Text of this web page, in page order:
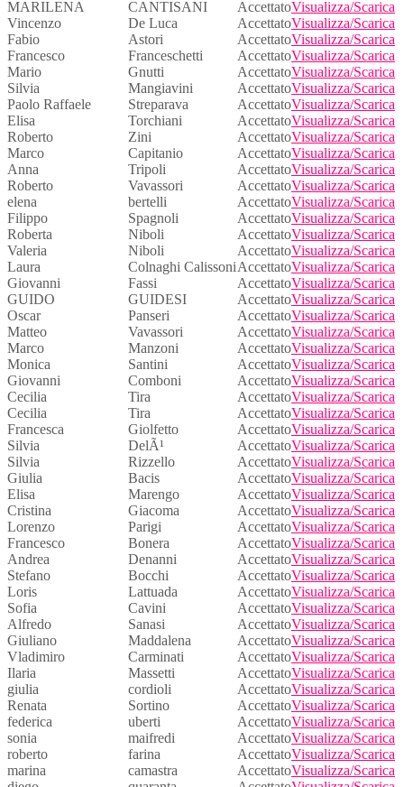
MARILENA CANTISANI AccettatoVisualizza/Scarica
Vincenzo
De Luca AccettatoVisualizza/Scarica
Fabio
Astori AccettatoVisualizza/Scarica
Francesco
Franceschetti AccettatoVisualizza/Scarica
Mario
Gnutti AccettatoVisualizza/Scarica
Silvia
Mangiavini AccettatoVisualizza/Scarica
Paolo Raffaele
Streparava AccettatoVisualizza/Scarica
Elisa
Torchiani AccettatoVisualizza/Scarica
Roberto
Zini AccettatoVisualizza/Scarica
Marco
Capitanio AccettatoVisualizza/Scarica
Anna
Tripoli AccettatoVisualizza/Scarica
Roberto
Vavassori AccettatoVisualizza/Scarica
elena
bertelli AccettatoVisualizza/Scarica
Filippo
Spagnoli AccettatoVisualizza/Scarica
Roberta
Niboli AccettatoVisualizza/Scarica
Valeria
Niboli AccettatoVisualizza/Scarica
Laura
Colnaghi CalissoniAccettatoVisualizza/Scarica
Giovanni
Fassi AccettatoVisualizza/Scarica
GUIDO
GUIDESI AccettatoVisualizza/Scarica
Oscar
Panseri AccettatoVisualizza/Scarica
Matteo
Vavassori AccettatoVisualizza/Scarica
Marco
Manzoni AccettatoVisualizza/Scarica
Monica
Santini AccettatoVisualizza/Scarica
Giovanni
Comboni AccettatoVisualizza/Scarica
Cecilia
Tira AccettatoVisualizza/Scarica
Cecilia
Tira AccettatoVisualizza/Scarica
Francesca
Giolfetto AccettatoVisualizza/Scarica
Silvia
DelÃ¹ AccettatoVisualizza/Scarica
Silvia
Rizzello AccettatoVisualizza/Scarica
Giulia
Bacis AccettatoVisualizza/Scarica
Elisa
Marengo AccettatoVisualizza/Scarica
Cristina
Giacoma AccettatoVisualizza/Scarica
Lorenzo
Parigi AccettatoVisualizza/Scarica
Francesco
Bonera AccettatoVisualizza/Scarica
Andrea
Denanni AccettatoVisualizza/Scarica
Stefano
Bocchi AccettatoVisualizza/Scarica
Loris
Lattuada AccettatoVisualizza/Scarica
Sofia
Cavini AccettatoVisualizza/Scarica
Alfredo
Sanasi AccettatoVisualizza/Scarica
Giuliano
Maddalena AccettatoVisualizza/Scarica
Vladimiro
Carminati AccettatoVisualizza/Scarica
Ilaria
Massetti AccettatoVisualizza/Scarica
giulia
cordioli AccettatoVisualizza/Scarica
Renata
Sortino AccettatoVisualizza/Scarica
federica
uberti AccettatoVisualizza/Scarica
sonia
maifredi AccettatoVisualizza/Scarica
roberto
farina AccettatoVisualizza/Scarica
marina
camastra AccettatoVisualizza/Scarica